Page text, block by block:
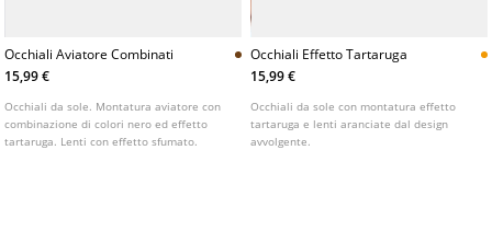
Occhiali Aviatore Combinati
15,99 €
Occhiali da sole. Montatura aviatore con
combinazione di colori nero ed effetto
tartaruga. Lenti con effetto sfumato.
Occhiali Effetto Tartaruga
15,99 €
Occhiali da sole con montatura effetto
tartaruga e lenti aranciate dal design
avvolgente.